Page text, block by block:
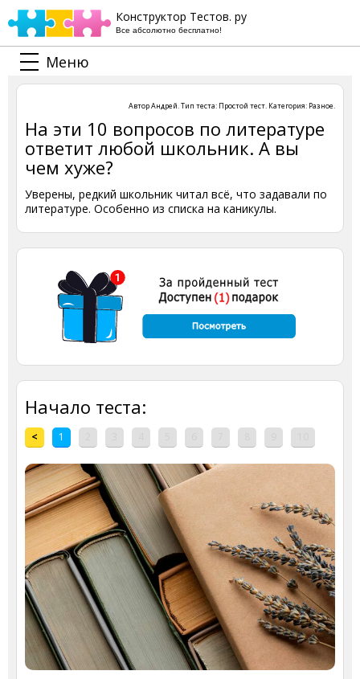
Конструктор Тестов. ру
Все абсолютно бесплатно!
Меню
АвторАндрей. Тип теста: Простой тест. Категория: Разное.
На эти 10 вопросов по литературе
ответит любой школьник. А вы
чем хуже?
Уверены, редкий школьник читал всё, что задавали по
литературе. Особенно из списка на каникулы.
Начало теста:
< 1